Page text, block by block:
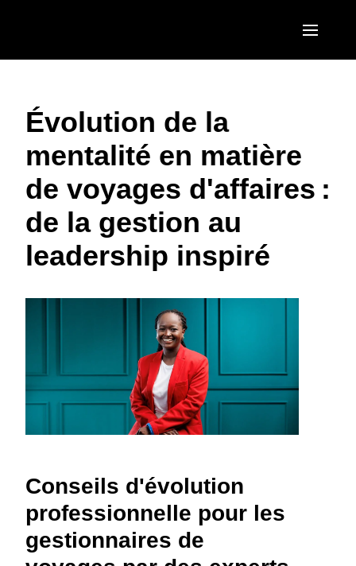
United States (English)
Canada (Français)
México (Español)
Brasil (Português)
EUROPE
United Kingdom (English)
France (Français)
Deutschland (Deutsch)
Italia (Italiano)
Sweden (English)
Denmark (English)
Finland (English)
Belgium (English)
Norway (English)
ASIA PACIFIC
日本（日本語)
Évolution de la
mentalité en matière
de voyages d'affaires :
de la gestion au
leadership inspiré
Conseils d'évolution
professionnelle pour les
gestionnaires de